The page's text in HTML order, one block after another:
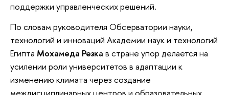
поддержки управленческих решений.
По словам руководителя Обсерватории науки,
технологий и инноваций Академии наук и технологий
Египта Мохамеда Резка в стране упор делается на
усилении роли университетов в адаптации к
изменению климата через создание
междисциплинарных центров и образовательных